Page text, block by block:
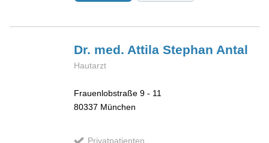
Dr. med. Attila Stephan Antal
Hautarzt
Frauenlobstraße 9 - 11
80337 München
Privatpatienten